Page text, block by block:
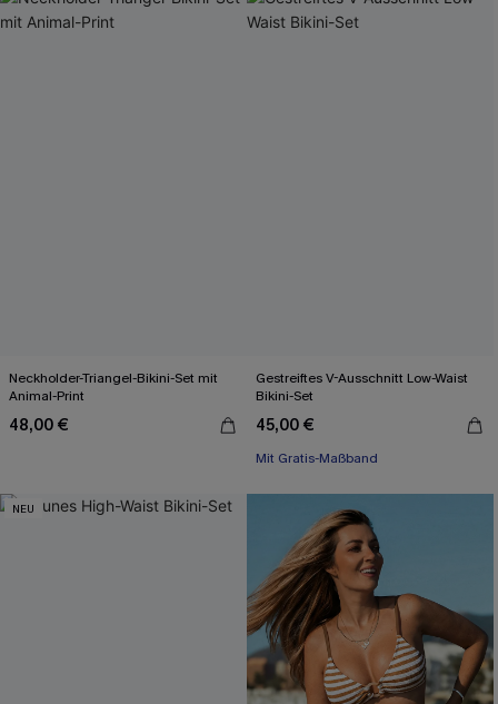
Neckholder-Triangel-Bikini-Set mit
Animal-Print
48,00 €
Gestreiftes V-Ausschnitt Low-Waist
Bikini-Set
45,00 €
Mit Gratis-Maßband
NEU